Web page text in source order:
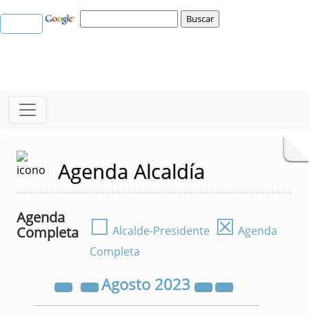
Agenda Alcaldía
Agenda
Completa
☐ Alcalde-Presidente ☒ Agenda
Completa
Agosto 2023